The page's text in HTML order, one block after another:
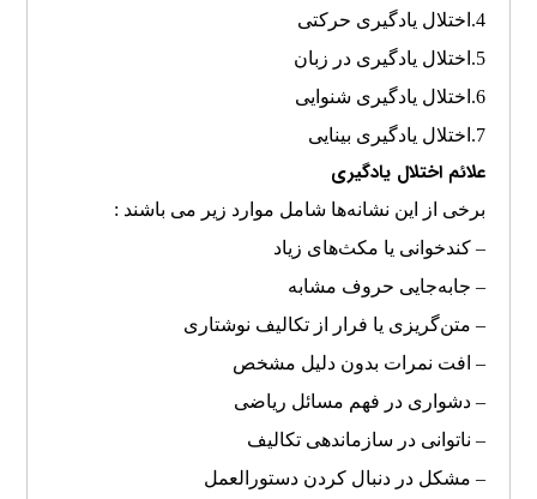
4.اختلال یادگیری حرکتی
5.اختلال یادگیری در زبان
6.اختلال یادگیری شنوایی
7.اختلال یادگیری بینایی
علائم اختلال یادگیری
برخی از این نشانه‌ها شامل موارد زیر می باشند :
– کندخوانی یا مکث‌های زیاد
– جابه‌جایی حروف مشابه
– متن‌گریزی یا فرار از تکالیف نوشتاری
– افت نمرات بدون دلیل مشخص
– دشواری در فهم مسائل ریاضی
– ناتوانی در سازماندهی تکالیف
– مشکل در دنبال کردن دستورالعمل